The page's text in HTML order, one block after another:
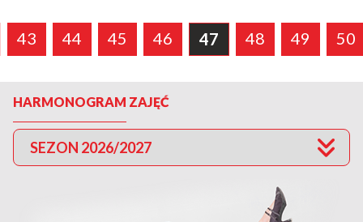
43 44 45 46 47 48 49 50
HARMONOGRAM ZAJĘĆ
SEZON 2026/2027